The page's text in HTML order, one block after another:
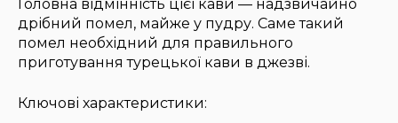
Головна відмінність цієї кави — надзвичайно
дрібний помел, майже у пудру. Саме такий
помел необхідний для правильного
приготування турецької кави в джезві.
Ключові характеристики: